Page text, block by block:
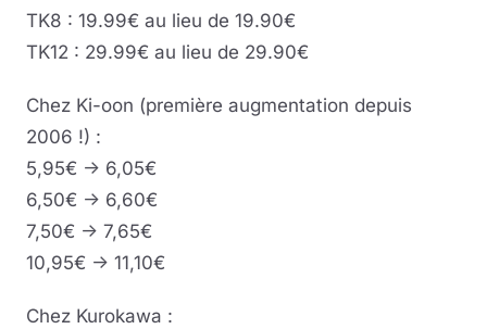
TK8 : 19.99€ au lieu de 19.90€
TK12 : 29.99€ au lieu de 29.90€
Chez Ki-oon (première augmentation depuis
2006 !) :
5,95€ -> 6,05€
6,50€ -> 6,60€
7,50€ -> 7,65€
10,95€ -> 11,10€
Chez Kurokawa :